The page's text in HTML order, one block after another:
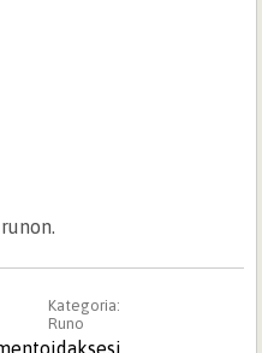
Kategoria:
Runo